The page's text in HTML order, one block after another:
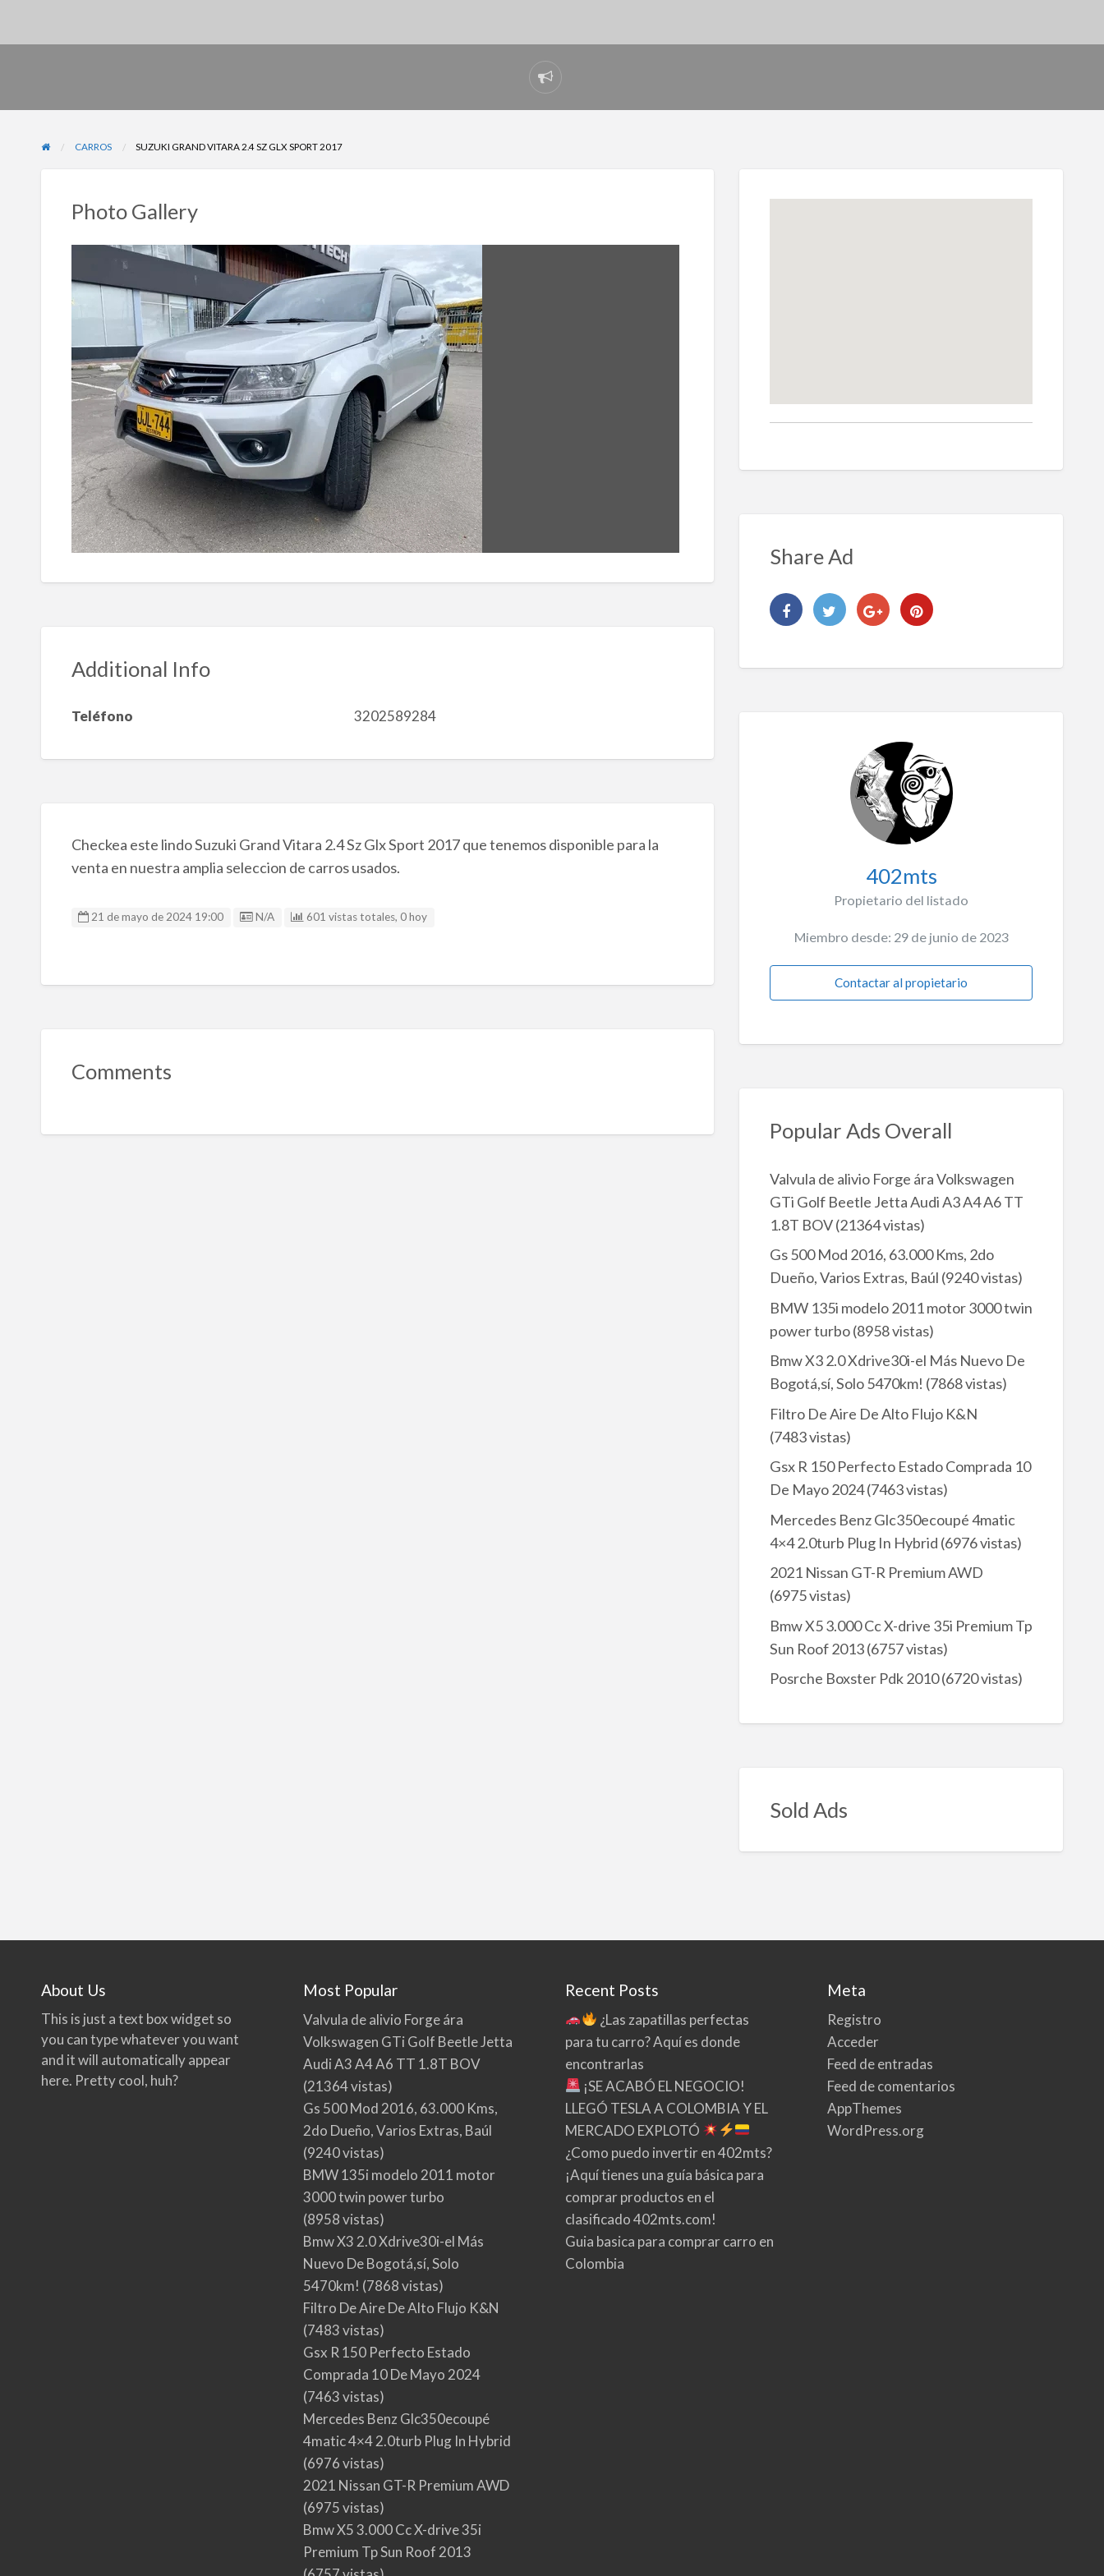
Reportar
problema
CARROS SUZUKI GRAND VITARA 2.4 SZ GLX SPORT 2017
Photo Gallery
Additional Info
Teléfono 3202589284
Checkea este lindo Suzuki Grand Vitara 2.4 Sz Glx Sport 2017 que tenemos disponible para la
venta en nuestra amplia seleccion de carros usados.
21 de mayo de 2024 19:00 Listing ID
N/A 601 vistas totales, 0 hoy
Comments
Share Ad
402mts
Propietario del listado
Miembro desde: 29 de junio de 2023
Contactar al propietario
Popular Ads Overall
Valvula de alivio Forge ára Volkswagen
GTi Golf Beetle Jetta Audi A3 A4 A6 TT
1.8T BOV(21364 vistas)
Gs 500 Mod 2016, 63.000 Kms, 2do
Dueño, Varios Extras, Baúl (9240 vistas)
BMW 135i modelo 2011 motor 3000 twin
power turbo(8958 vistas)
Bmw X3 2.0 Xdrive30i-el Más Nuevo De
Bogotá,sí, Solo 5470km! (7868 vistas)
Filtro De Aire De Alto Flujo K&N
(7483 vistas)
Gsx R 150 Perfecto Estado Comprada 10
De Mayo 2024(7463 vistas)
Mercedes Benz Glc350ecoupé 4matic
4×4 2.0turb Plug In Hybrid (6976 vistas)
2021 Nissan GT-R Premium AWD
(6975 vistas)
Bmw X5 3.000 Cc X-drive 35i Premium Tp
Sun Roof 2013(6757 vistas)
Posrche Boxster Pdk 2010(6720 vistas)
Sold Ads
About Us
This is just a text box widget so
you can type whatever you want
and it will automatically appear
here. Pretty cool, huh?
Most Popular
Valvula de alivio Forge ára
Volkswagen GTi Golf Beetle Jetta
Audi A3 A4 A6 TT 1.8T BOV
(21364 vistas)
Gs 500 Mod 2016, 63.000 Kms,
2do Dueño, Varios Extras, Baúl
(9240 vistas)
BMW 135i modelo 2011 motor
3000 twin power turbo
(8958 vistas)
Bmw X3 2.0 Xdrive30i-el Más
Nuevo De Bogotá,sí, Solo
5470km! (7868 vistas)
Filtro De Aire De Alto Flujo K&N
(7483 vistas)
Gsx R 150 Perfecto Estado
Comprada 10 De Mayo 2024
(7463 vistas)
Mercedes Benz Glc350ecoupé
4matic 4×4 2.0turb Plug In Hybrid
(6976 vistas)
2021 Nissan GT-R Premium AWD
(6975 vistas)
Bmw X5 3.000 Cc X-drive 35i
Premium Tp Sun Roof 2013
Recent Posts
¿Las zapatillas perfectas
para tu carro? Aquí es donde
encontrarlas
¡SE ACABÓ EL NEGOCIO!
LLEGÓ TESLA A COLOMBIA Y EL
MERCADO EXPLOTÓ
¿Como puedo invertir en 402mts?
¡Aquí tienes una guía básica para
comprar productos en el
clasificado 402mts.com!
Guia basica para comprar carro en
Colombia
Meta
Registro
Acceder
Feed de entradas
Feed de comentarios
AppThemes
WordPress.org